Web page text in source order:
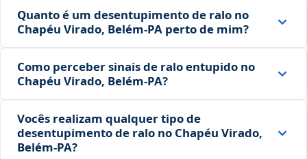
Quanto é um desentupimento de ralo no
Chapéu Virado, Belém‑PA perto de mim?
Como perceber sinais de ralo entupido no
Chapéu Virado, Belém‑PA?
Vocês realizam qualquer tipo de
desentupimento de ralo no Chapéu Virado,
Belém‑PA?